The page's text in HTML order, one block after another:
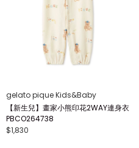
gelato pique Kids&Baby
【新生兒】畫家小熊印花2WAY連身衣
PBCO264738
$1,830